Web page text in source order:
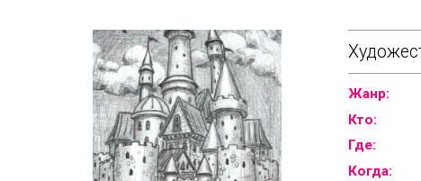
Жанр:
Кто:
Где:
Когда: